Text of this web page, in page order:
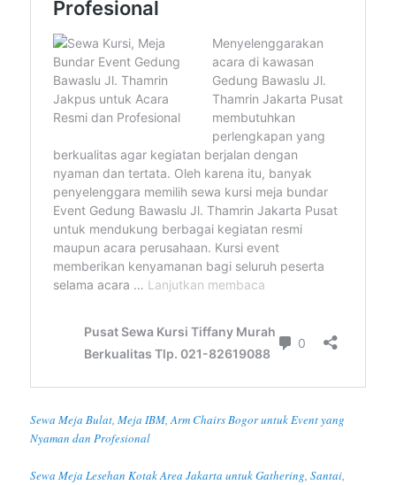
Sewa Meja Bulat, Meja IBM, Arm Chairs Bogor untuk Event yang
Nyaman dan Profesional
Sewa Meja Lesehan Kotak Area Jakarta untuk Gathering, Santai,